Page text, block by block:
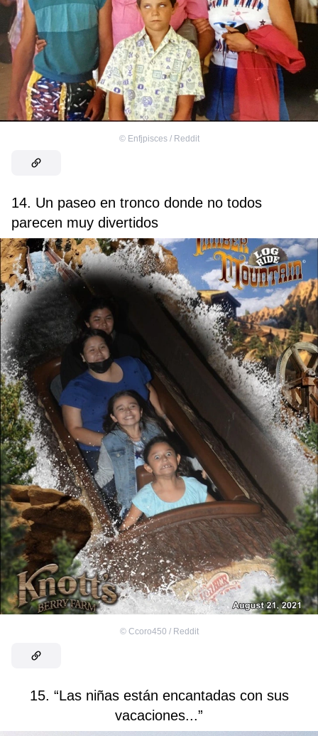
© Enfjpisces / Reddit
14. Un paseo en tronco donde no todos
parecen muy divertidos
© Ccoro450 / Reddit
15. “Las niñas están encantadas con sus
vacaciones...”